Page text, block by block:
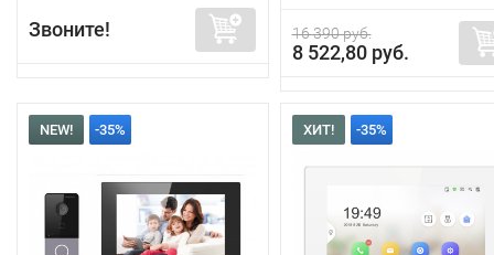
Звоните! 16 390 руб.
8 522,80 руб.
NEW! -35% ХИТ! -35%